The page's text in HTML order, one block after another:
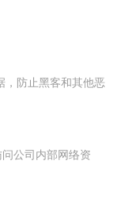
，防止黑客和其他恶
公司内部网络资